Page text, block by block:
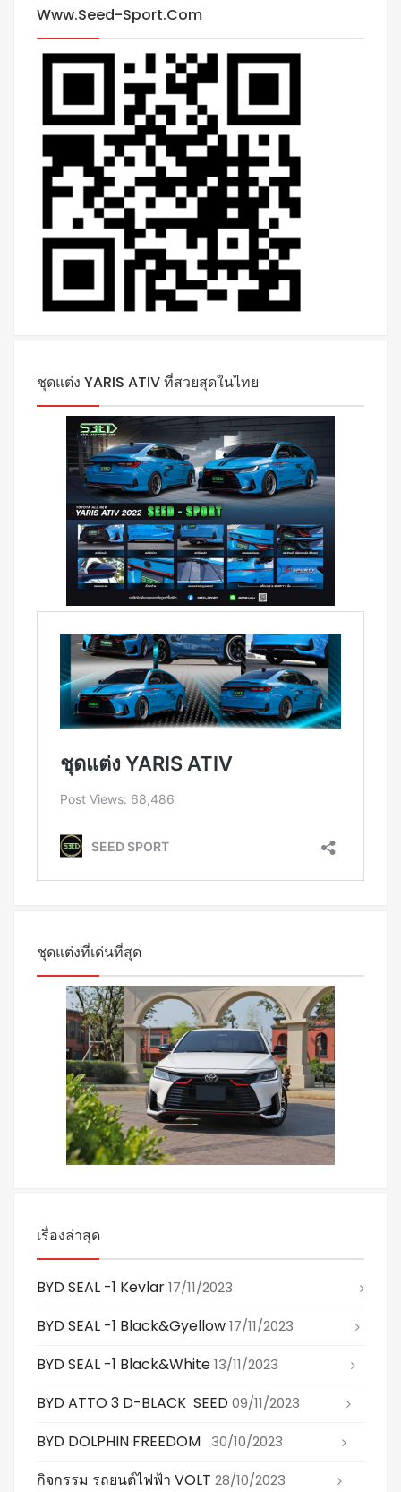
Www.seed-Sport.com
ชุดแต่ง YARIS ATIV ที่สวยสุดในไทย
ชุดแต่งที่เด่นที่สุด
เรื่องล่าสุด
BYD SEAL -1 Kevlar17/11/2023
BYD SEAL -1 Black&gyellow17/11/2023
BYD SEAL -1 Black&white13/11/2023
BYD ATTO 3 D-BLACK SEED09/11/2023
BYD DOLPHIN FREEDOM 30/10/2023
กิจกรรม รถยนต์ไฟฟ้า VOLT 28/10/2023